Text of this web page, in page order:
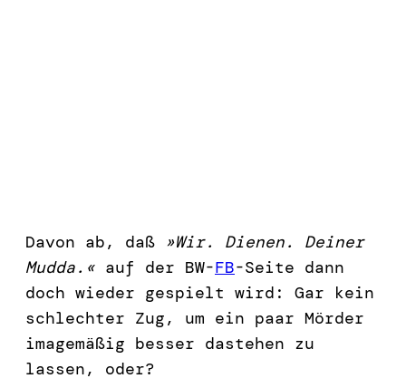
Davon ab, daß »Wir. Dienen. Deiner
Mudda.« auf der BW-FB-Seite dann
doch wieder gespielt wird: Gar kein
schlechter Zug, um ein paar Mörder
imagemäßig besser dastehen zu
lassen, oder?